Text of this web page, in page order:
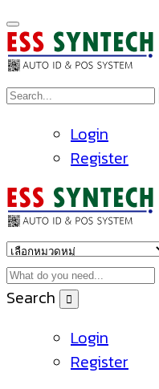
Login
Register
Search
Login
Register